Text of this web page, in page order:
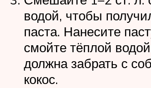
водой, чтобы
паста. Нанесите
смойте тёплой
должна забрать с
кокос.